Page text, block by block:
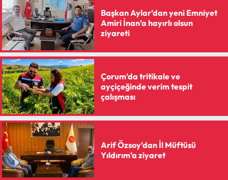
Başkan Aylar’dan yeni Emniyet
Amiri İnan’a hayırlı olsun
ziyareti
Çorum’da tritikale ve
ayçiçeğinde verim tespit
çalışması
Arif Özsoy’dan İl Müftüsü
Yıldırım’a ziyaret